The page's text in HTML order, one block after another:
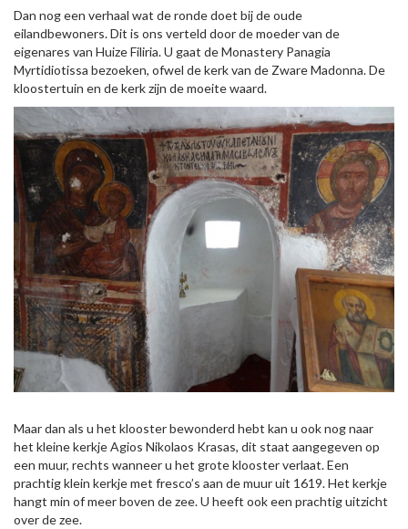
Dan nog een verhaal wat de ronde doet bij de oude
eilandbewoners. Dit is ons verteld door de moeder van de
eigenares van Huize Filiria. U gaat de Monastery Panagia
Myrtidiotissa bezoeken, ofwel de kerk van de Zware Madonna. De
kloostertuin en de kerk zijn de moeite waard.
Maar dan als u het klooster bewonderd hebt kan u ook nog naar
het kleine kerkje Agios Nikolaos Krasas, dit staat aangegeven op
een muur, rechts wanneer u het grote klooster verlaat. Een
prachtig klein kerkje met fresco’s aan de muur uit 1619. Het kerkje
hangt min of meer boven de zee. U heeft ook een prachtig uitzicht
over de zee.